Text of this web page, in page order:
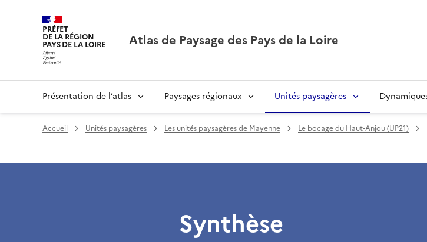
PRÉFET
DE LA RÉGION
PAYS DE LA LOIRE Atlas de Paysage des Pays de la Loire
Présentation de l’atlas Paysages régionaux Unités paysagères
Accueil Unités paysagères Les unités paysagères de Mayenne Le bocage du Haut-Anjou (UP21)
Synthèse